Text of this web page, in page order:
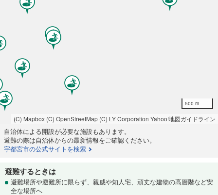
500 m
(C) Mapbox (C) OpenStreetMap (C) LY Corporation Yahoo!地図ガイドライン
自治体による開設が必要な施設もあります。
避難の際は自治体からの最新情報をご確認ください。
宇都宮市の公式サイトを検索
避難するときは
避難場所や避難所に限らず、親戚や知人宅、頑丈な建物の高層階など安
全な場所へ